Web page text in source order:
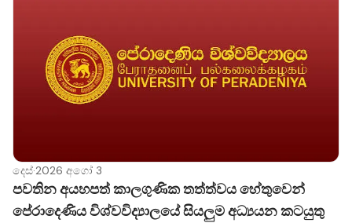
දෙස්·2026 අගෝ 3
පවතින අයහපත් කාලගුණික තත්ත්වය හේතුවෙන්
පේරාදෙණිය විශ්වවිද්‍යාලයේ සියලුම අධ්‍යයන කටයුතු